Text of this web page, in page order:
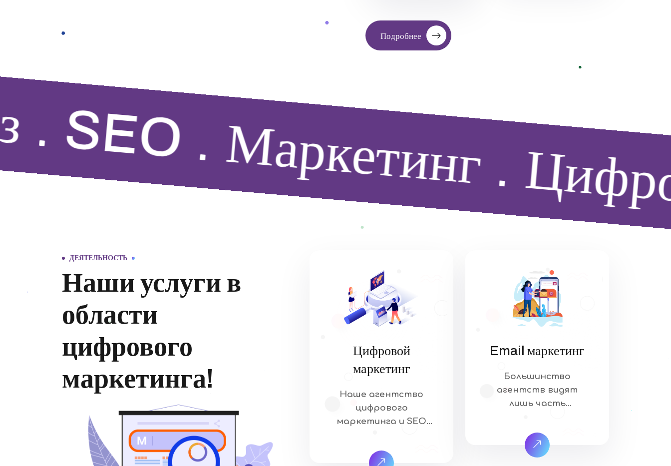
Подробнее
SEO Маркетинг
ДЕЯТЕЛЬНОСТЬ
Наши услуги в
области
цифрового
маркетинга!
Цифровой
маркетинг
Наше агентство
цифрового
маркетинга и SEO
попадание на
страницу
Email маркетинг
Большинство
агентств видят
лишь часть
строим
систему: SEO —
чтобы ваш бизнес